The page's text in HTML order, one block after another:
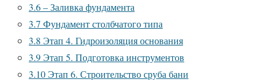
3.6– Заливка фундамента
3.7 Фундамент столбчатого типа
3.8 Этап 4. Гидроизоляция основания
3.9Этап 5. Подготовка инструментов
3.10Этап 6. Строительство сруба бани